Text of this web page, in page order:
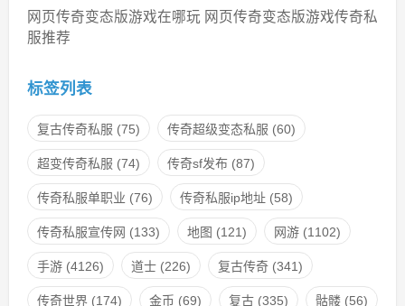
网页传奇变态版游戏在哪玩 网页传奇变态版游戏传奇私
服推荐
标签列表
复古传奇私服 (75) 传奇超级变态私服 (60)
超变传奇私服 (74) 传奇sf发布(87)
传奇私服单职业 (76) 传奇私服ip地址(58)
传奇私服宣传网 (133) 地图 (121) 网游(1102)
手游(4126) 道士(226) 复古传奇(341)
传奇世界(174) 金币 (69) 复古(335) 骷髅(56)